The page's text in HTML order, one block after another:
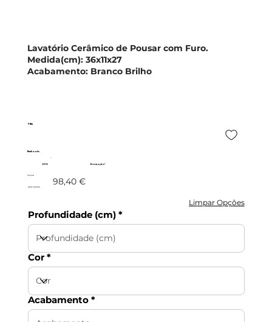
7814
Banhoazis
Promoção!
-20%
78,72 € 98,40 €
c/IVA incluído
Limpar Opções
Profundidade (cm)
Cor
Acabamento
Lavatório Cerâmico de Pousar com Furo.
Medida(cm):36x11x27
Acabamento:Branco Brilho